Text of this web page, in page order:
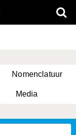
Nomenclatuur
Media